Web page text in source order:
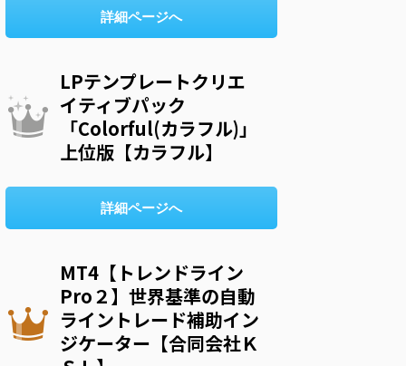
詳細ページへ
LPテンプレートクリエ
イティブパック
「Colorful(カラフル)」
上位版【カラフル】
詳細ページへ
MT4【トレンドライン
Pro２】世界基準の自動
ライントレード補助イン
ジケーター【合同会社Ｋ